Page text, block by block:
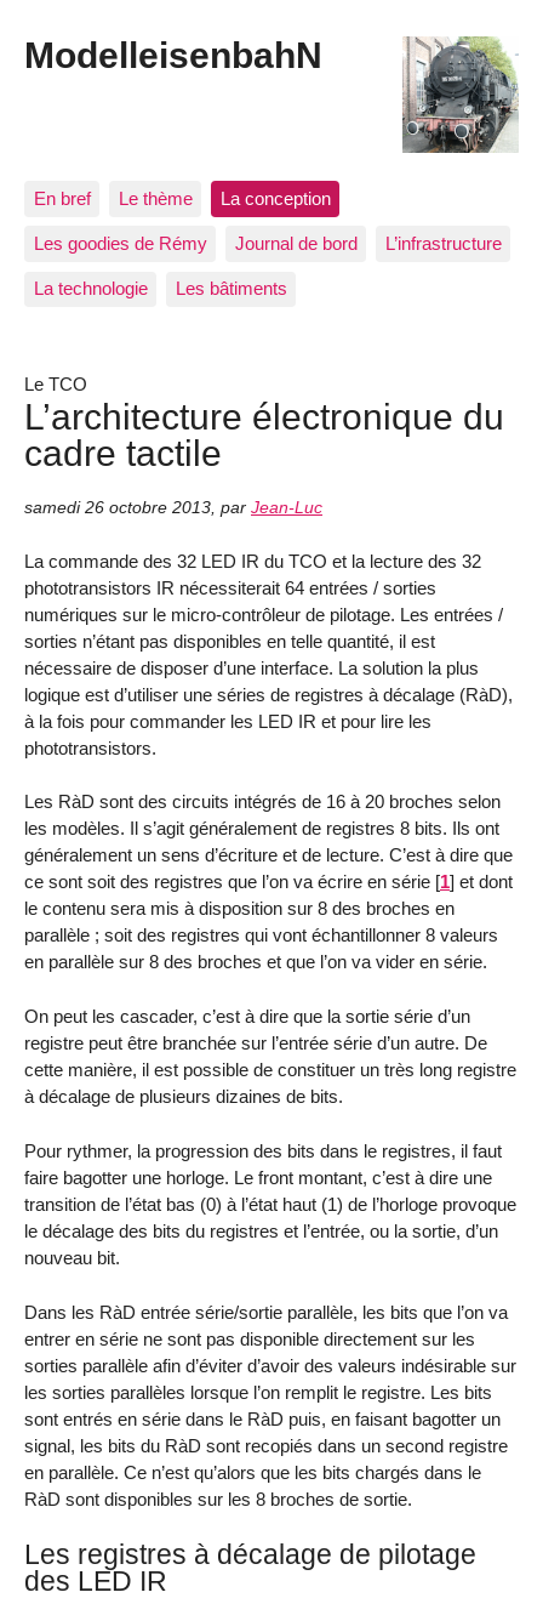
ModelleisenbahN
En bref Le thème La conception
Les goodies de Rémy Journal de bord L’infrastructure
La technologie Les bâtiments
Le TCO
L’architecture électronique du
cadre tactile
samedi 26 octobre 2013 par Jean-Luc
La commande des 32 LED IR du TCO et la lecture des 32
phototransistors IR nécessiterait 64 entrées / sorties
numériques sur le micro-contrôleur de pilotage. Les entrées /
sorties n’étant pas disponibles en telle quantité, il est
nécessaire de disposer d’une interface. La solution la plus
logique est d’utiliser une séries de registres à décalage (RàD),
à la fois pour commander les LED IR et pour lire les
phototransistors.
Les RàD sont des circuits intégrés de 16 à 20 broches selon
les modèles. Il s’agit généralement de registres 8 bits. Ils ont
généralement un sens d’écriture et de lecture. C’est à dire que
ce sont soit des registres que l’on va écrire en série [1] et dont
le contenu sera mis à disposition sur 8 des broches en
parallèle ; soit des registres qui vont échantillonner 8 valeurs
en parallèle sur 8 des broches et que l’on va vider en série.
On peut les cascader, c’est à dire que la sortie série d’un
registre peut être branchée sur l’entrée série d’un autre. De
cette manière, il est possible de constituer un très long registre
à décalage de plusieurs dizaines de bits.
Pour rythmer, la progression des bits dans le registres, il faut
faire bagotter une horloge. Le front montant, c’est à dire une
transition de l’état bas (0) à l’état haut (1) de l’horloge provoque
le décalage des bits du registres et l’entrée, ou la sortie, d’un
nouveau bit.
Dans les RàD entrée série/sortie parallèle, les bits que l’on va
entrer en série ne sont pas disponible directement sur les
sorties parallèle afin d’éviter d’avoir des valeurs indésirable sur
les sorties parallèles lorsque l’on remplit le registre. Les bits
sont entrés en série dans le RàD puis, en faisant bagotter un
signal, les bits du RàD sont recopiés dans un second registre
en parallèle. Ce n’est qu’alors que les bits chargés dans le
RàD sont disponibles sur les 8 broches de sortie.
Les registres à décalage de pilotage
des LED IR